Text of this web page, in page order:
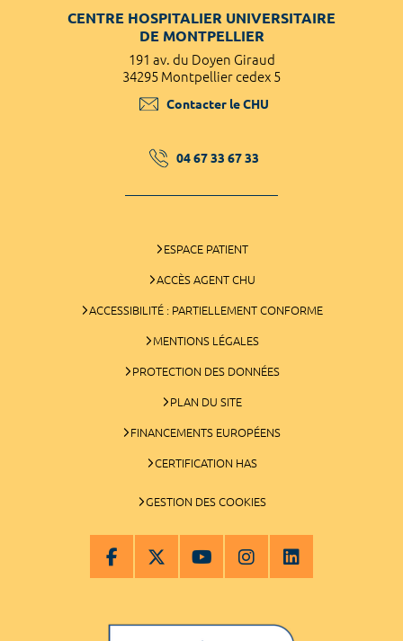
CENTRE HOSPITALIER UNIVERSITAIRE
DE MONTPELLIER
191 av. du Doyen Giraud
34295 Montpellier cedex 5
Contacter le CHU
04 67 33 67 33
ESPACE PATIENT
ACCÈS AGENT CHU
ACCESSIBILITÉ : PARTIELLEMENT CONFORME
MENTIONS LÉGALES
PROTECTION DES DONNÉES
PLAN DU SITE
FINANCEMENTS EUROPÉENS
CERTIFICATION HAS
GESTION DES COOKIES